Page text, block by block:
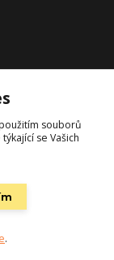
souborů
se Vašich
.